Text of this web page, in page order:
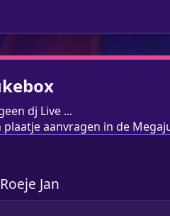
dj Live ...
aanvragen in de
Jan